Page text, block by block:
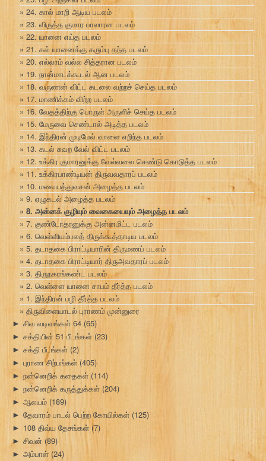
24. கால் மாறி ஆடிய படலம்
23. விருத்த குமார பாலாரன படலம்
22. யானை எய்த படலம்
21. கல் யானைக்கு கரும்பு தந்த படலம்
20. எல்லாம் வல்ல சித்தரான படலம்
19. நான்மாடக்கூடல் ஆன படலம்
18. வருணன் விட்ட கடலை வற்றச் செய்த படலம்
17. மாணிக்கம் விற்ற படலம்
16. வேதத்திற்கு பொருள் அருளிச் செய்த படலம்
15. மேருவை செண்டால் அடித்த படலம்
14. இந்திரன் முடிமேல் வாளை எறிந்த படலம்
13. கடல் சுவற வேல் விட்ட படலம்
12. உக்கிர குமாரனுக்கு வேல்வலை செண்டு கொடுத்த படலம்
11. உக்கிரபாண்டியன் திருவவதாரப் படலம்
10. மலையத்துவசன் அழைத்த படலம்
9. ஏழுகடல் அழைத்த படலம்
8. அன்னக் குழியும் வைகையையும் அழைத்த படலம்
7. குண்டோதரனுக்கு அன்னமிட்ட படலம்
6. வெள்ளியம்பலத் திருக்கூத்தாடிய படலம்
5. தடாதகை பிராட்டியாரின் திருமணப் படலம்
4. தடாதகை பிராட்டியார் திருஅவதாரப் படலம்
3. திருநகரங்கண்ட படலம்
2. வெள்ளை யானை சாபம் தீர்த்த படலம்
1. இந்திரன் பழி தீர்த்த படலம்
திருவிளையாடல் புராணம் முன்னுரை
► சிவ வடிவங்கள் 64 (65)
► சக்தியின் 51 பீடங்கள் (23)
► சக்தி பீடங்கள் (2)
► புராண சிற்பங்கள் (405)
► நன்னெறிக் கதைகள் (114)
► நன்னெறிக் கருத்துக்கள் (204)
► ஆலயம் (189)
► தேவாரம் பாடல் பெற்ற கோயில்கள் (125)
► 108 திவ்ய தேசங்கள் (7)
► சிவன் (89)
► அம்பாள் (24)